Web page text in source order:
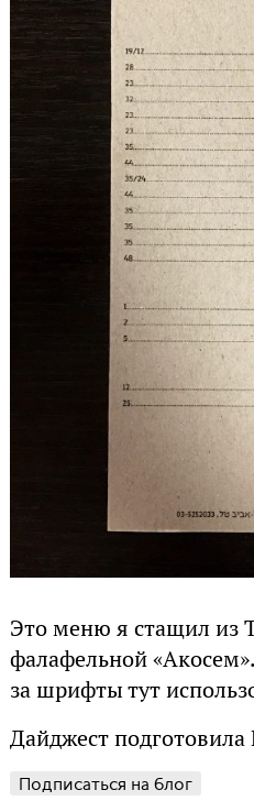
Это меню я стащил из
фалафельной
за шрифты тут
Дайджест подготовила
Подписаться на блог